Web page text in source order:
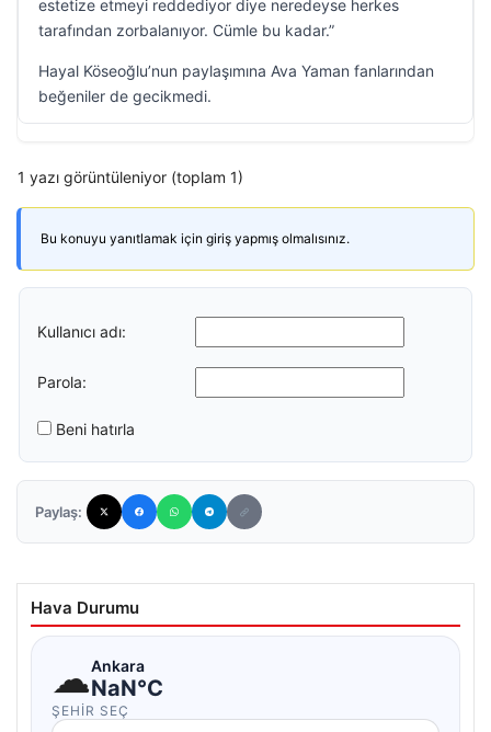
estetize etmeyi reddediyor diye neredeyse herkes
tarafından zorbalanıyor. Cümle bu kadar.”
Hayal Köseoğlu’nun paylaşımına Ava Yaman fanlarından
beğeniler de gecikmedi.
1 yazı görüntüleniyor (toplam 1)
Bu konuyu yanıtlamak için giriş yapmış olmalısınız.
Kullanıcı adı:
Parola:
Beni hatırla
Paylaş:
Hava Durumu
☁Ankara
NaN°C
ŞEHIR SEÇ